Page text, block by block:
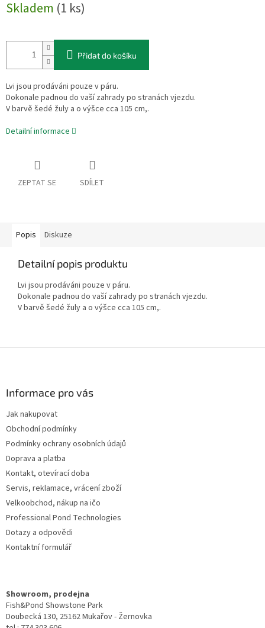
cena:
Skladem (1 ks)
Přidat do košíku
Lvi jsou prodáváni pouze v páru.
Dokonale padnou do vaší zahrady po stranách vjezdu.
V barvě šedé žuly a o výšce cca 105 cm,.
Detailní informace
ZEPTAT SE SDÍLET
Popis Diskuze
Detailní popis produktu
Lvi jsou prodáváni pouze v páru.
Dokonale padnou do vaší zahrady po stranách vjezdu.
V barvě šedé žuly a o výšce cca 105 cm,.
Informace pro vás
Jak nakupovat
Obchodní podmínky
Podmínky ochrany osobních údajů
Doprava a platba
Kontakt, otevírací doba
Servis, reklamace, vrácení zboží
Velkoobchod, nákup na ičo
Professional Pond Technologies
Dotazy a odpovědi
Kontaktní formulář
Showroom, prodejna
Fish&Pond Showstone Park
Doubecká 130, 25162 Mukařov - Žernovka